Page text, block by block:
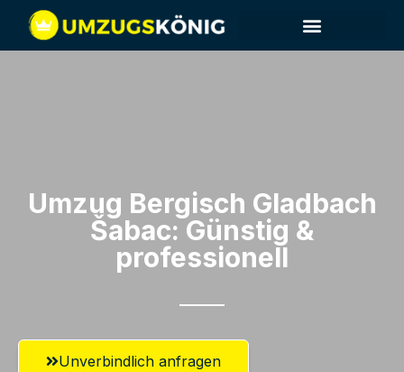
Umzug Bergisch Gladbach​
Šabac: Günstig &
professionell​
Unverbindlich anfragen